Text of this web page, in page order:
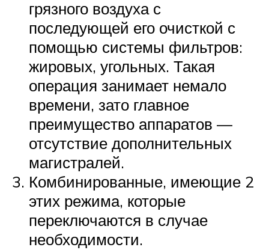
грязного воздуха с
последующей его очисткой с
помощью системы фильтров:
жировых, угольных. Такая
операция занимает немало
времени, зато главное
преимущество аппаратов —
отсутствие дополнительных
магистралей.
Комбинированные, имеющие 2
этих режима, которые
переключаются в случае
необходимости.